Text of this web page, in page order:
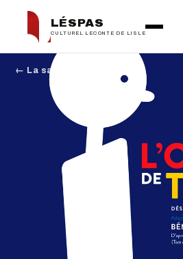
LÉSPAS
CULTUREL LECONTE DE LISLE
← La saison